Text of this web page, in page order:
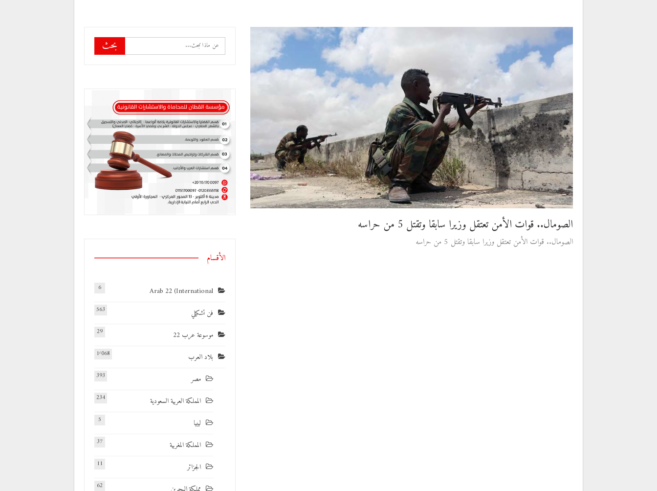
الصومال.. قوات الأمن تعتقل وزيرا سابقا وتقتل 5 من حراسه
الصومال.. قوات الأمن تعتقل وزيرا سابقا وتقتل 5 من حراسه
الأقسام
Arab 22 (International
6
فن تشكيلي 563
موسوعة عرب 22 29
بلاد العرب 1٬068
مصر 393
المملكة العربية السعودية 234
ليبيا 5
المملكة المغربية 37
الجزائر 11
62